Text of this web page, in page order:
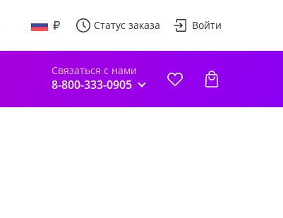
Статус заказа Войти
Связаться с нами
8-800-333-0905